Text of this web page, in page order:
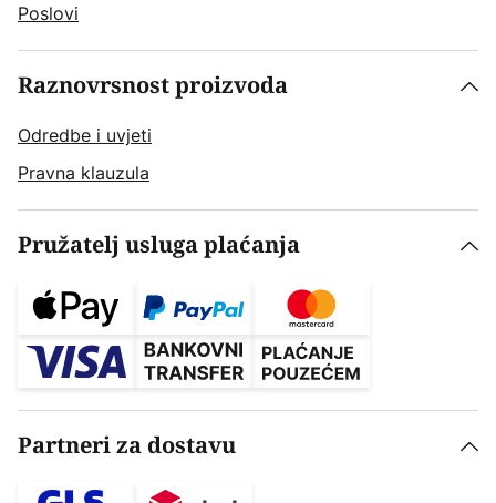
Poslovi
Raznovrsnost proizvoda
Odredbe i uvjeti
Pravna klauzula
Pružatelj usluga plaćanja
Partneri za dostavu